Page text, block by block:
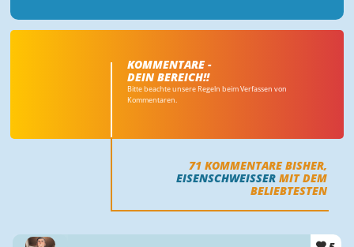
KOMMENTARE -
DEIN BEREICH!!
Bitte beachte unsere Regeln beim Verfassen von
Kommentaren.
71 KOMMENTARE BISHER,
EISENSCHWEISSER
MIT DEM
BELIEBTESTEN